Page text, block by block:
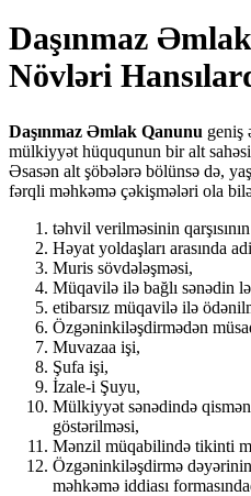
Daşınmaz
Növləri
Daşınmaz Əmlak Qanunu geniş
mülkiyyət hüququnun bir alt
Əsasən alt şöbələrə bölünsə də,
fərqli məhkəmə çəkişmələri ola
təhvil verilməsinin qarşısının
Həyat yoldaşları arasında
Muris sövdələşməsi,
Müqavilə ilə bağlı sənədin
etibarsız müqavilə ilə
Özgəninkiləşdirmədən
Muvazaa işi,
Şufa işi,
İzale-i Şuyu,
Mülkiyyət sənədində qismən
göstərilməsi,
Mənzil müqabilində tikinti
Özgəninkiləşdirmə
məhkəmə iddiası